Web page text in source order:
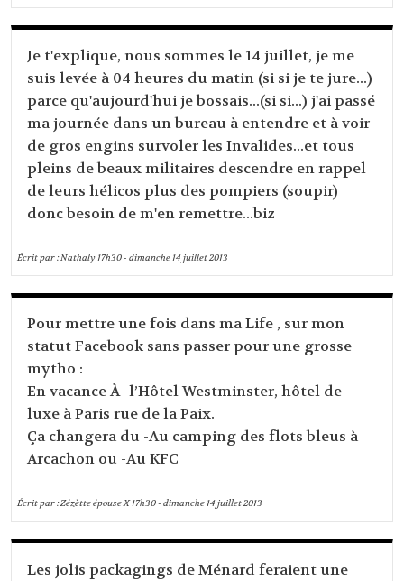
Je t'explique, nous sommes le 14 juillet, je me
suis levée à 04 heures du matin (si si je te jure...)
parce qu'aujourd'hui je bossais...(si si...) j'ai passé
ma journée dans un bureau à entendre et à voir
de gros engins survoler les Invalides...et tous
pleins de beaux militaires descendre en rappel
de leurs hélicos plus des pompiers (soupir)
donc besoin de m'en remettre...biz
Écrit par :Nathaly17h30-dimanche 14juillet 2013
Pour mettre une fois dans ma Life , sur mon
statut Facebook sans passer pour une grosse
mytho :
En vacance À- l’Hôtel Westminster, hôtel de
luxe à Paris rue de la Paix.
Ça changera du -Au camping des flots bleus à
Arcachon ou -Au KFC
Écrit par :Zézètte épouse X17h30-dimanche 14juillet 2013
Les jolis packagings de Ménard feraient une